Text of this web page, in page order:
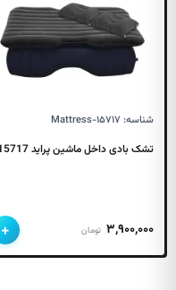
شناسه: Mattress-۱۵۷۱۷
تشک بادی داخل ماشین پراید 15717
۳,۹۰۰,۰۰۰ تومان +